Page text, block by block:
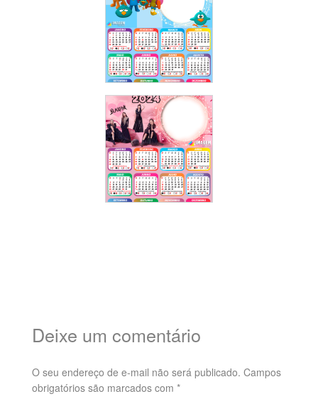
Deixe um comentário
O seu endereço de e-mail não será publicado. Campos
obrigatórios são marcados com *